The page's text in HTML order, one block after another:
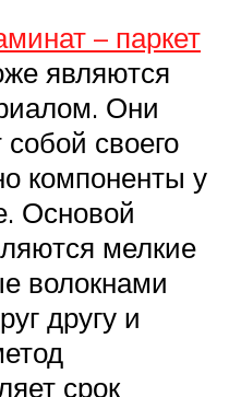
– паркет
являются
Они
своего
компоненты у
Основой
мелкие
волокнами
другу и
срок